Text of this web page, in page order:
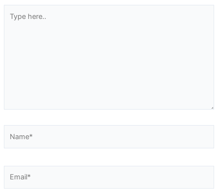
here..